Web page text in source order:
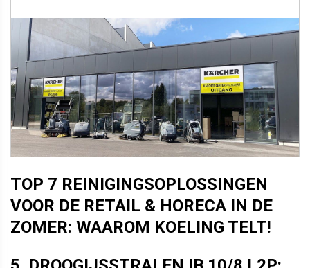
TOP 7 REINIGINGSOPLOSSINGEN
VOOR DE RETAIL & HORECA IN DE
ZOMER: WAAROM KOELING TELT!